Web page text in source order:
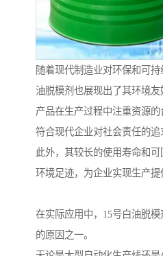
随着现代制造业对环保和可
油脱模剂也展现出了其环境友
产品在生产过程中注重资源的
符合现代企业对社会责任的追
此外，其较长的使用寿命和
环境足迹，为企业实现生产提
在实际应用中，15号白油脱
的原因之一。